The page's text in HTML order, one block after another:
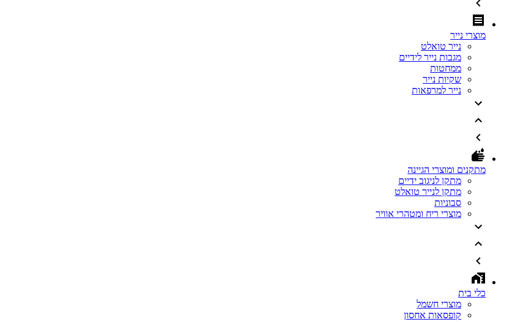
מוצרי נייר
נייר טואלט
מגבות נייר לידיים
ממחטות
שקיות נייר
נייר למרפאות
מתקנים ומוצרי הגיינה
מתקן לניגוב ידיים
מתקן לנייר טואלט
סבוניות
מוצרי ריח ומטהרי אוויר
כלי בית
מוצרי חשמל
קופסאות אחסון